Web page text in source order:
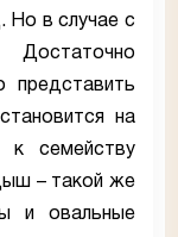
Но в случае с
Достаточно
представить
на
к семейству
– такой же
и овальные